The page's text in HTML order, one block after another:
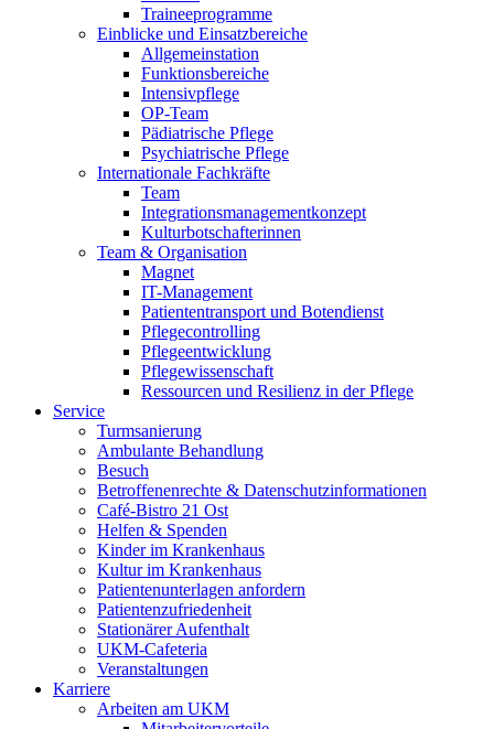
Traineeprogramme
Einblicke und Einsatzbereiche
Allgemeinstation
Funktionsbereiche
Intensivpflege
OP-Team
Pädiatrische Pflege
Psychiatrische Pflege
Internationale Fachkräfte
Team
Integrationsmanagementkonzept
Kulturbotschafterinnen
Team & Organisation
Magnet
IT-Management
Patiententransport und Botendienst
Pflegecontrolling
Pflegeentwicklung
Pflegewissenschaft
Ressourcen und Resilienz in der Pflege
Service
Turmsanierung
Ambulante Behandlung
Besuch
Betroffenenrechte & Datenschutzinformationen
Café-Bistro 21 Ost
Helfen & Spenden
Kinder im Krankenhaus
Kultur im Krankenhaus
Patientenunterlagen anfordern
Patientenzufriedenheit
Stationärer Aufenthalt
UKM-Cafeteria
Veranstaltungen
Karriere
Arbeiten am UKM